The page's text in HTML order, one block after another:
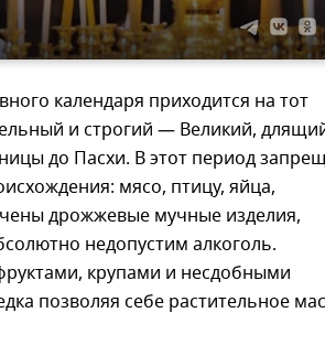
календаря приходится на тот
и строгий — Великий,
до Пасхи. В этот период
мясо, птицу, яйца,
дрожжевые мучные изделия,
недопустим алкоголь.
крупами и несдобными
позволяя себе растительное